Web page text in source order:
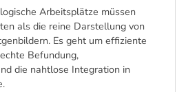
Arbeitsplätze müssen
als die reine Darstellung von
Es geht um effiziente
Befundung,
die nahtlose Integration in